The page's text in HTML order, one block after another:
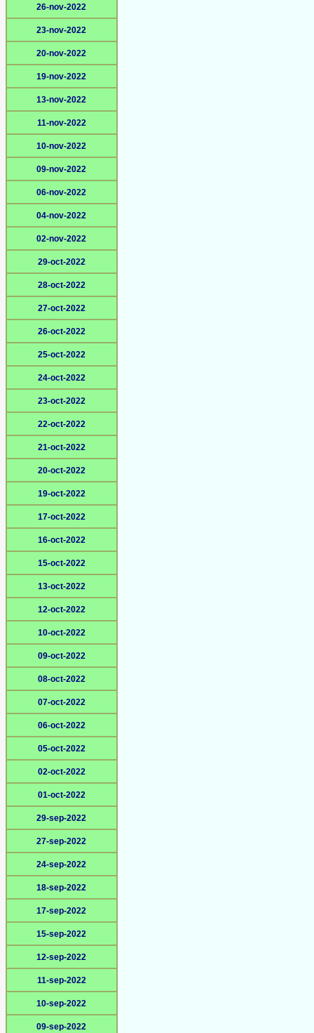
26-nov-2022
23-nov-2022
20-nov-2022
19-nov-2022
13-nov-2022
11-nov-2022
10-nov-2022
09-nov-2022
06-nov-2022
04-nov-2022
02-nov-2022
29-oct-2022
28-oct-2022
27-oct-2022
26-oct-2022
25-oct-2022
24-oct-2022
23-oct-2022
22-oct-2022
21-oct-2022
20-oct-2022
19-oct-2022
17-oct-2022
16-oct-2022
15-oct-2022
13-oct-2022
12-oct-2022
10-oct-2022
09-oct-2022
08-oct-2022
07-oct-2022
06-oct-2022
05-oct-2022
02-oct-2022
01-oct-2022
29-sep-2022
27-sep-2022
24-sep-2022
18-sep-2022
17-sep-2022
15-sep-2022
12-sep-2022
11-sep-2022
10-sep-2022
09-sep-2022